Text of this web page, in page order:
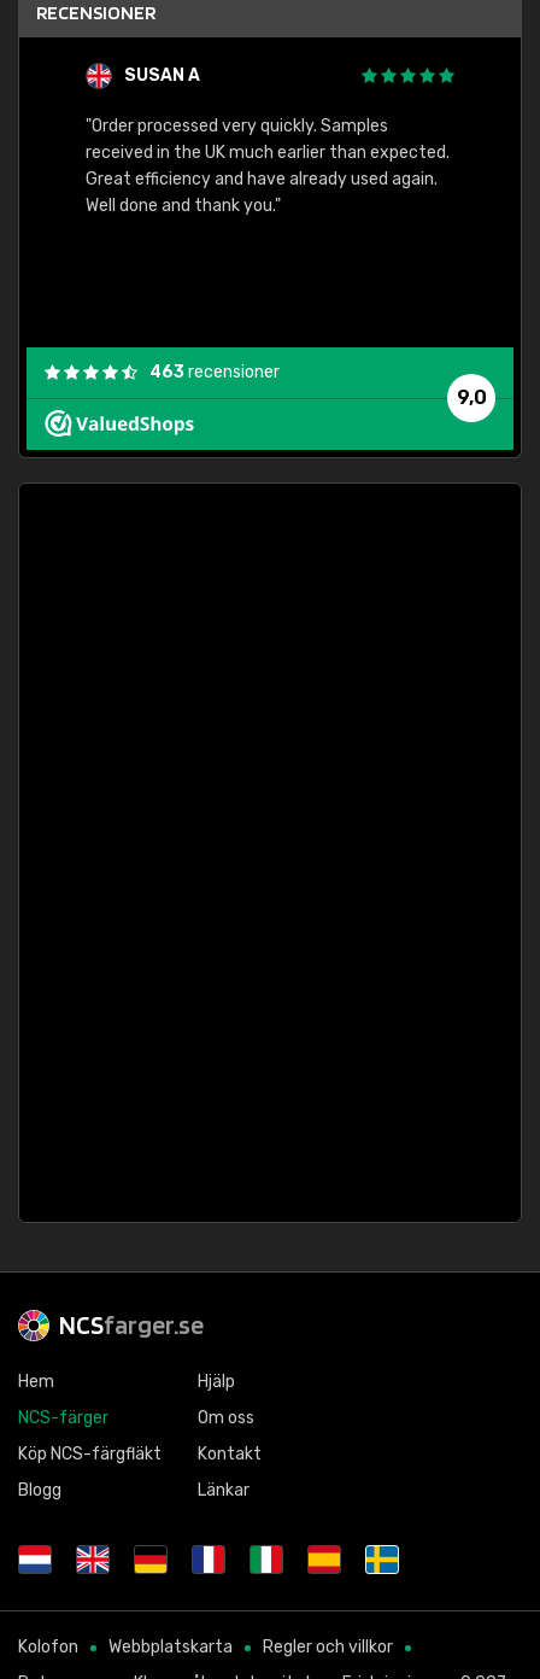
RECENSIONER
SUSAN A
"Order processed very quickly. Samples
received in the UK much earlier than expected.
Great efficiency and have already used again.
Well done and thank you."
9,0
463recensioner
NCSfarger.se
Hem
NCS-färger
Köp NCS-färgfläkt
Blogg
Hjälp
Om oss
Kontakt
Länkar
Kolofon Webbplatskarta
Regler och villkor